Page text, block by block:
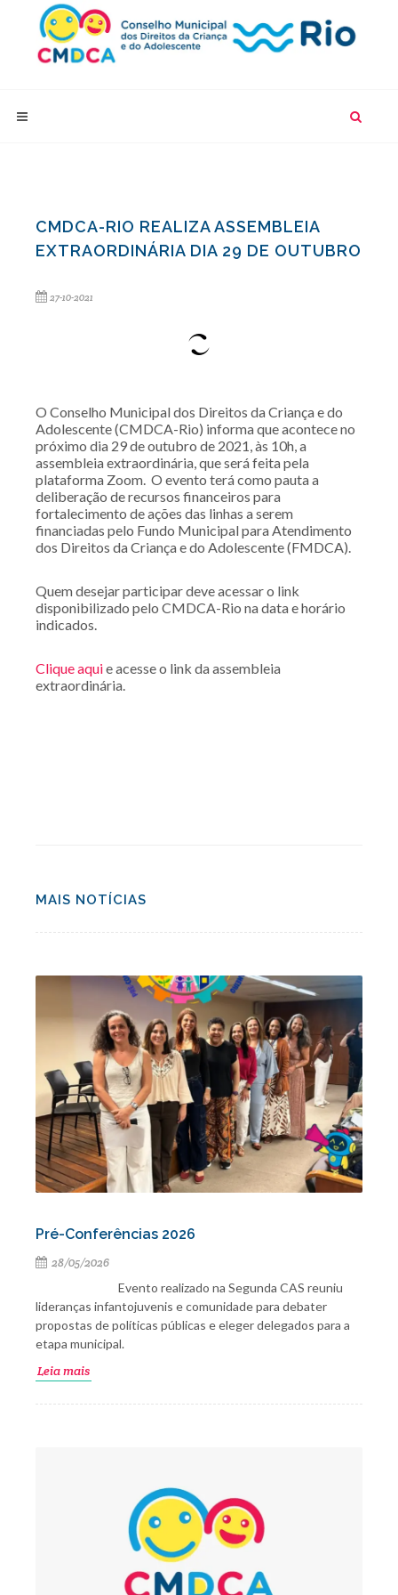
CMDCA-RIO REALIZA ASSEMBLEIA
EXTRAORDINÁRIA DIA 29 DE OUTUBRO
27-10-2021
O Conselho Municipal dos Direitos da Criança e do
Adolescente (CMDCA-Rio) informa que acontece no
próximo dia 29 de outubro de 2021, às 10h, a
assembleia extraordinária, que será feita pela
plataforma Zoom. O evento terá como pauta a
deliberação de recursos financeiros para
fortalecimento de ações das linhas a serem
financiadas pelo Fundo Municipal para Atendimento
dos Direitos da Criança e do Adolescente (FMDCA).
Quem desejar participar deve acessar o link
disponibilizado pelo CMDCA-Rio na data e horário
indicados.
Clique aquie acesse o link da assembleia
extraordinária.
MAIS NOTÍCIAS
Pré-Conferências 2026
28/05/2026
Evento realizado na Segunda CAS reuniu
lideranças infantojuvenis e comunidade para debater
propostas de políticas públicas e eleger delegados para a
etapa municipal.
Leia mais